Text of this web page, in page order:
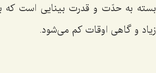
بسته به حدّت و قدرت بینایی است که
زیاد و گاهی اوقات کم می‌شود.